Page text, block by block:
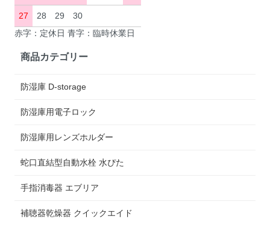
27 28 29
30
赤字：定休日 青字：臨時休業日
商品カテゴリー
防湿庫 D-storage
防湿庫用電子ロック
防湿庫用レンズホルダー
蛇口直結型自動水栓 水ぴた
手指消毒器 エブリア
補聴器乾燥器 クイックエイド